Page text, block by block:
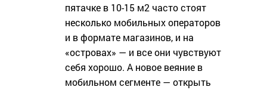
пятачке в 10-15 м2 часто стоят
несколько мобильных операторов
и в формате магазинов, и на
«островах» — и все они чувствуют
себя хорошо. А новое веяние в
мобильном сегменте — открыть